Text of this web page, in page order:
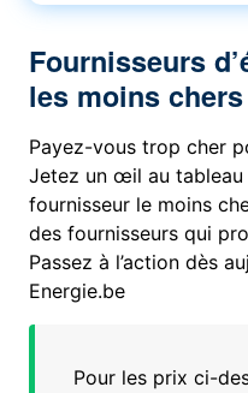
Fournisseurs
les moins
Payez-vous trop cher
Jetez un œil au
fournisseur le moins
des fournisseurs qui
Passez à l’action dès
Energie.be
Pour les prix ci-